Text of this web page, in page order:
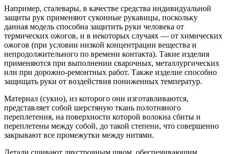
Например, сталевары, в качестве средства индивидуальной
защиты рук применяют суконные рукавицы, поскольку
данная модель способна защитить руки человека от
термических ожогов, и в некоторых случаях — от химических
ожогов (при условии низкой концентрации вещества и
непродолжительного по времени контакта). Такие изделия
применяются при выполнении сварочных, металлургических
или при дорожно-ремонтных работ. Также изделие способно
защищать руки от воздействия пониженных температур.
Материал (сукно), из которого они изготавливаются,
представляет собой шерстяную ткань полотняного
переплетения, на поверхности которой волокна сбиты и
переплетены между собой, до такой степени, что совершенно
закрывают все промежутки между нитями.